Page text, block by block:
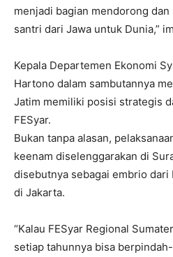
menjadi bagian mendorong
santri dari Jawa untuk Dunia,”
Kepala Departemen Ekonomi
Hartono dalam sambutannya
Jatim memiliki posisi strategis
FESyar.
Bukan tanpa alasan,
keenam diselenggarakan di
disebutnya sebagai embrio dari
di Jakarta.
“Kalau FESyar Regional
setiap tahunnya bisa